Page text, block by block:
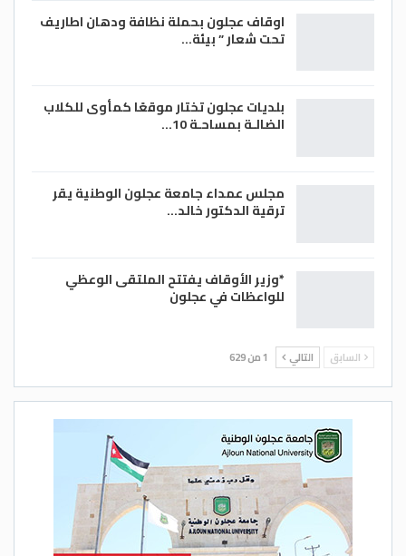
اوقاف عجلون بحملة نظافة ودهان اطاريف
تحت شعار ” بيئة…
بلديات عجلون تختار موقعًا كمأوى للكلاب
الضالـة بمساحـة 10…
مجلس عمداء جامعة عجلون الوطنية يقر
ترقية الدكتور خالد…
*وزير الأوقاف يفتتح الملتقى الوعظي
للواعظات في عجلون
السابق التالي 1 من 629